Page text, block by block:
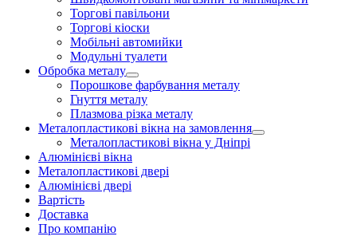
Торгові павільони
Торгові кіоски
Мобільні автомийки
Модульні туалети
Обробка металу
Порошкове фарбування металу
Гнуття металу
Плазмова різка металу
Металопластикові вікна на замовлення
Металопластикові вікна у Дніпрі
Алюмінієві вікна
Металопластикові двері
Алюмінієві двері
Вартість
Доставка
Про компанію